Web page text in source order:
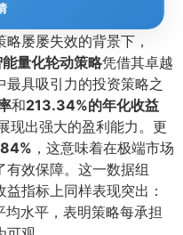
屡屡失效的背景下，
量化轮动策略凭借其卓越
具吸引力的投资策略之
和213.34%的年化收益
现出强大的盈利能力。更
，这意味着在极端市场
效保障。这一数据组
指标上同样表现突出：
均水平，表明策略每承担